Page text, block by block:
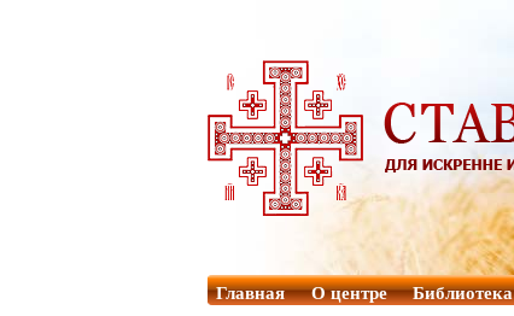
Главная О центре Библиотека